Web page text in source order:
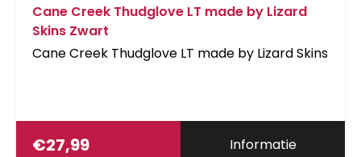
Cane Creek Thudglove LT made by Lizard
Skins Zwart
Cane Creek Thudglove LT made by Lizard Skins
€27,99 Informatie